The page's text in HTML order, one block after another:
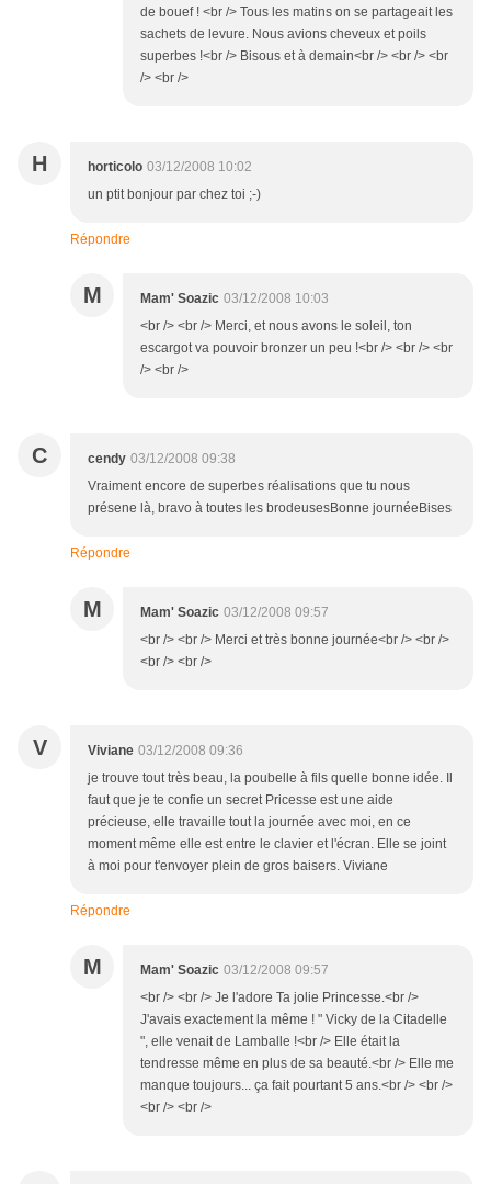
de bouef ! <br /> Tous les matins on se partageait les
sachets de levure. Nous avions cheveux et poils
superbes !<br /> Bisous et à demain<br /> <br /> <br
/> <br />
H horticolo 03/12/2008 10:02
un ptit bonjour par chez toi ;-)
Répondre
M Mam' Soazic 03/12/2008 10:03
<br /> <br /> Merci, et nous avons le soleil, ton
escargot va pouvoir bronzer un peu !<br /> <br /> <br
/> <br />
C cendy 03/12/2008 09:38
Vraiment encore de superbes réalisations que tu nous
présene là, bravo à toutes les brodeusesBonne journéeBises
Répondre
M Mam' Soazic 03/12/2008 09:57
<br /> <br /> Merci et très bonne journée<br /> <br />
<br /> <br />
V Viviane 03/12/2008 09:36
je trouve tout très beau, la poubelle à fils quelle bonne idée. Il
faut que je te confie un secret Pricesse est une aide
précieuse, elle travaille tout la journée avec moi, en ce
moment même elle est entre le clavier et l'écran. Elle se joint
à moi pour t'envoyer plein de gros baisers. Viviane
Répondre
M Mam' Soazic 03/12/2008 09:57
<br /> <br /> Je l'adore Ta jolie Princesse.<br />
J'avais exactement la même ! " Vicky de la Citadelle
", elle venait de Lamballe !<br /> Elle était la
tendresse même en plus de sa beauté.<br /> Elle me
manque toujours... ça fait pourtant 5 ans.<br /> <br />
<br /> <br />